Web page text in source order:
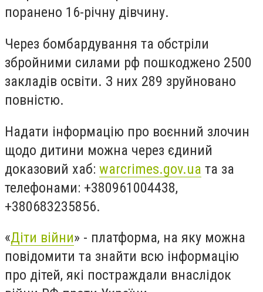
поранено 16-річну дівчину.
Через бомбардування та обстріли
збройними силами рф пошкоджено 2500
закладів освіти. З них 289 зруйновано
повністю.
Надати інформацію про воєнний злочин
щодо дитини можна через єдиний
доказовий хаб: warcrimes.gov.ua та за
телефонами: +380961004438,
+380683235856.
«Діти війни» - платформа, на яку можна
повідомити та знайти всю інформацію
про дітей, які постраждали внаслідок